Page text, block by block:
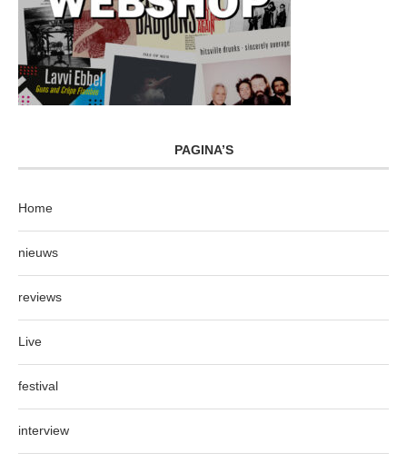
PAGINA’S
Home
nieuws
reviews
Live
festival
interview